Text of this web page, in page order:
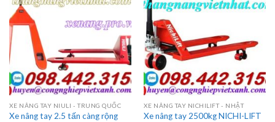
XE NÂNG TAY NIULI - TRUNG QUỐC
Xe nâng tay 2.5 tấn càng rộng
XE NÂNG TAY NICHILIFT - NHẬT
Xe nâng tay 2500kg NICHI-LIFT